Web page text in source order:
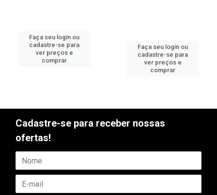
Faça seu login ou
cadastre-se para
ver preços e
comprar
Faça seu login ou
cadastre-se para
ver preços e
comprar
Cadastre-se para receber nossas
ofertas!